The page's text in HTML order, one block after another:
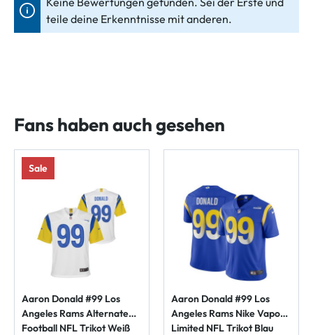
teile deine Erkenntnisse mit anderen.
Fans haben auch gesehen
Sale
Aaron Donald #99 Los
Angeles Rams Alternate
Football NFL Trikot Weiß
Aaron Donald #99 Los
Angeles Rams Nike Vapor
Limited NFL Trikot Blau